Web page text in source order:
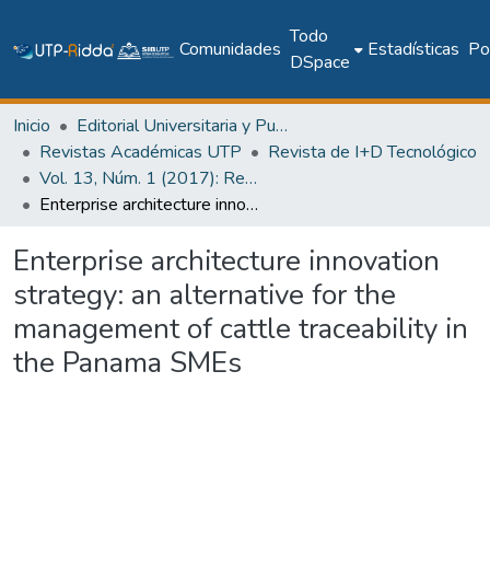
Comunidades
Todo
DSpace
Estadísticas
Inicio
Editorial Universitaria y Publicaciones Seriadas
Revistas Académicas UTP
Revista de I+D Tecnológico
Vol. 13, Núm. 1 (2017): Revista I+D Tecnológico
Enterprise architecture innovation strategy: an alternative for the management of cattle traceability in the Panama SMEs
Enterprise architecture innovation
strategy: an alternative for the
management of cattle traceability in
the Panama SMEs